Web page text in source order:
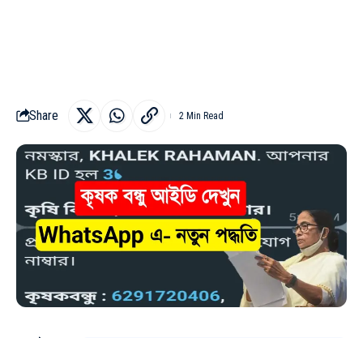
Share 2 Min Read